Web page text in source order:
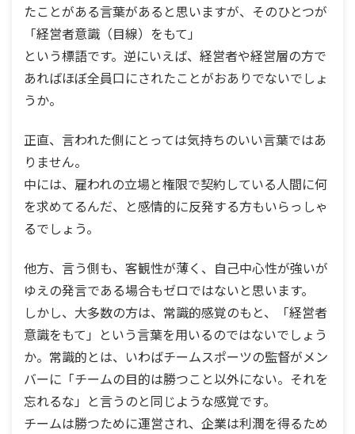
たことがある言葉があると思いますが、そのひとつが
「経営者意識（目線）をもて」
という標語です。逆にいえば、経営者や経営層の方で
あればほぼ全員口にされたことがおありでないでしょ
うか。
正直、言われた側にとっては気持ちのいい言葉ではあ
りません。
中には、雇われの立場と権限で契約している人間に何
を求めてるんだ、と感情的に反発する方もいらっしゃ
るでしょう。
他方、言う側も、客観性が薄く、自己中心性が強いが
ゆえの発言である場合もゼロではないと思います。
しかし、大多数の方は、常識的感覚のもと、「経営者
意識をもて」という言葉を用いるのではないでしょう
か。常識的とは、いわばチームスポーツの監督がメン
バーに「チームの目的は勝つこと以外にない。それを
忘れるな」と言うのと同じような感覚です。
チームは勝つために運営され、企業は利潤を得るため